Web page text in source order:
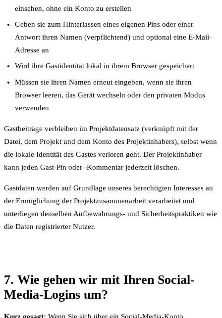
einsehen, ohne ein Konto zu erstellen
Geben sie zum Hinterlassen eines eigenen Pins oder einer
Antwort ihren Namen (verpflichtend) und optional eine E-Mail-
Adresse an
Wird ihre Gastidentität lokal in ihrem Browser gespeichert
Müssen sie ihren Namen erneut eingeben, wenn sie ihren
Browser leeren, das Gerät wechseln oder den privaten Modus
verwenden
Gastbeiträge verbleiben im Projektdatensatz (verknüpft mit der
Datei, dem Projekt und dem Konto des Projektinhabers), selbst wenn
die lokale Identität des Gastes verloren geht. Der Projektinhaber
kann jeden Gast-Pin oder -Kommentar jederzeit löschen.
Gastdaten werden auf Grundlage unseres berechtigten Interesses an
der Ermöglichung der Projektzusammenarbeit verarbeitet und
unterliegen denselben Aufbewahrungs- und Sicherheitspraktiken wie
die Daten registrierter Nutzer.
7. Wie gehen wir mit Ihren Social-
Media-Logins um?